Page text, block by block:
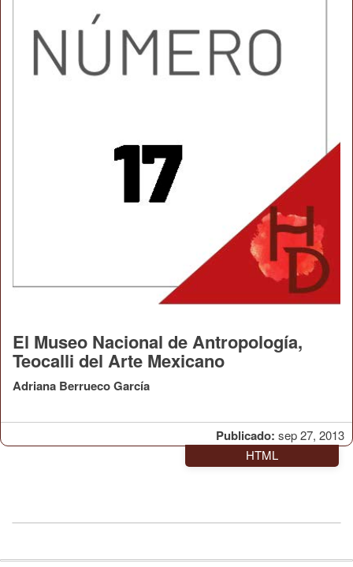
Publicado: sep 27, 2013
El Museo Nacional de Antropología,
Teocalli del Arte Mexicano
Adriana Berrueco García
HTML